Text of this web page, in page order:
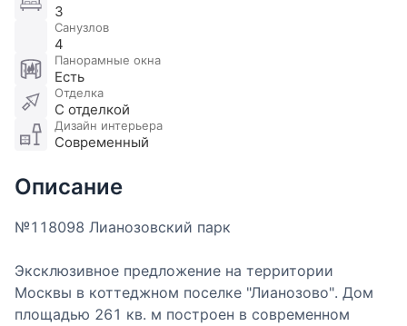
3
Санузлов
4
Панорамные окна
Есть
Отделка
С отделкой
Дизайн интерьера
Современный
Описание
№118098 Лианозовский парк
Эксклюзивное предложение на территории
Москвы в коттеджном поселке "Лианозово". Дом
площадью 261 кв. м построен в современном